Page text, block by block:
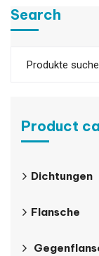
Search
Product
Dichtungen
Flansche